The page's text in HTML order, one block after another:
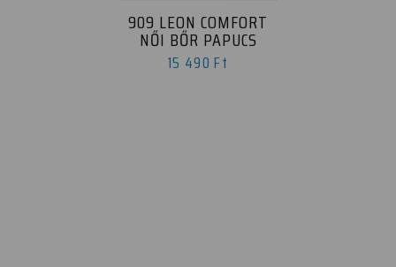
909 LEON COMFORT
NŐI BŐR PAPUCS
15 490 Ft